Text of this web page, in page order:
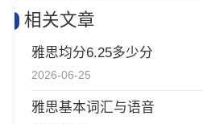
相关文章
雅思均分6.25多少分
2026-06-25
雅思基本词汇与语音